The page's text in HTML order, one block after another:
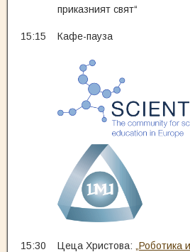
приказният свят“
15:15 Кафе-пауза
15:30 Цеца Христова: „Роботика